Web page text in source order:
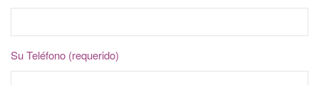
Su Teléfono (requerido)